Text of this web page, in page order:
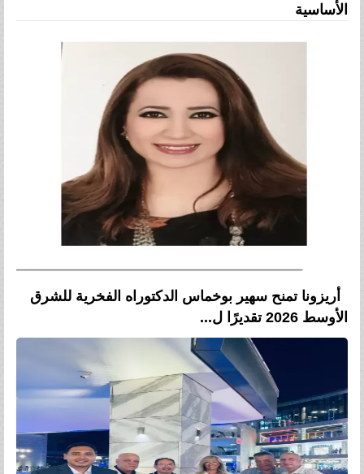
الأساسية
أريزونا تمنح سهير بوخماس الدكتوراه الفخرية للشرق
الأوسط 2026 تقديرًا ل...